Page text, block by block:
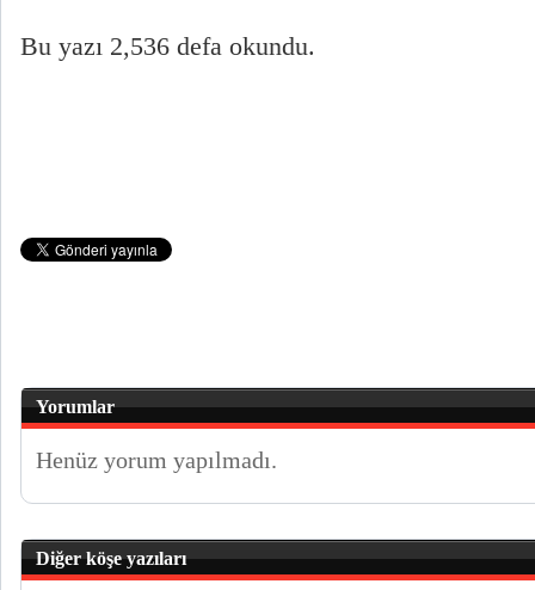
Bu yazı 2,536 defa okundu.
Yorumlar
Henüz yorum yapılmadı.
Diğer köşe yazıları